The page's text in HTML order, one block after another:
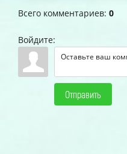
Всего комментариев: 0
Войдите:
Отправить